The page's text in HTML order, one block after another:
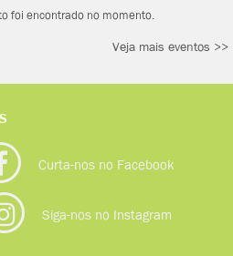
foi encontrado no momento.
Veja mais eventos >>
Curta-nos no Facebook
Siga-nos no Instagram